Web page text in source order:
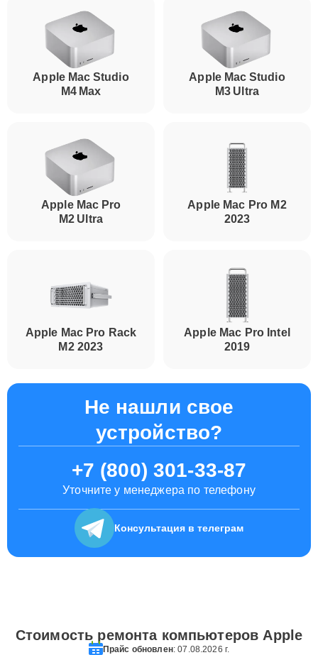
Apple Mac Studio
M4 Max
Apple Mac Studio
M3 Ultra
Apple Mac Pro
M2 Ultra
Apple Mac Pro M2
2023
Apple Mac Pro Rack
M2 2023
Apple Mac Pro Intel
2019
Не нашли свое
устройство?
+7 (800) 301-33-87
Уточните у менеджера по телефону
Консультация в телеграм
Стоимость ремонта компьютеров Apple
Прайс обновлен: 07.08.2026 г.